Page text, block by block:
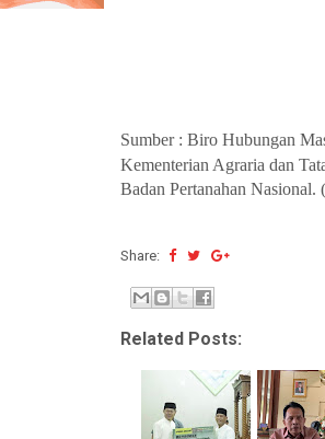
Sumber : Biro Hubungan
Kementerian Agraria dan
Badan Pertanahan
Share:
Related Posts: